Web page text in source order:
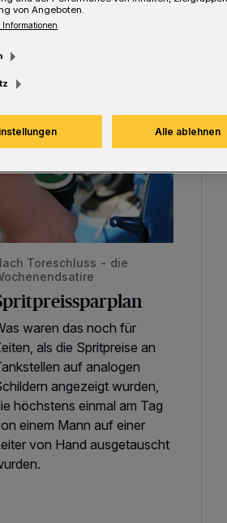
Toreschluss - die
waren das noch für
als die Spritpreise an
auf analogen
angezeigt wurden,
höchstens einmal am Tag
einem Mann auf einer
von Hand ausgetauscht
von Angeboten.
Alle ablehnen